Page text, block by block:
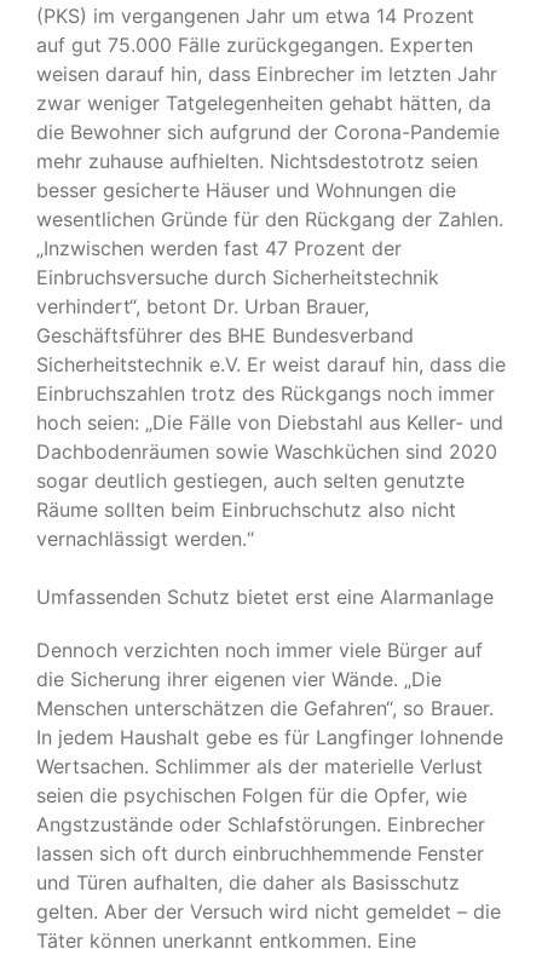
(PKS) im vergangenen Jahr um etwa 14 Prozent
auf gut 75.000 Fälle zurückgegangen. Experten
weisen darauf hin, dass Einbrecher im letzten Jahr
zwar weniger Tatgelegenheiten gehabt hätten, da
die Bewohner sich aufgrund der Corona-Pandemie
mehr zuhause aufhielten. Nichtsdestotrotz seien
besser gesicherte Häuser und Wohnungen die
wesentlichen Gründe für den Rückgang der Zahlen.
„Inzwischen werden fast 47 Prozent der
Einbruchsversuche durch Sicherheitstechnik
verhindert“, betont Dr. Urban Brauer,
Geschäftsführer des BHE Bundesverband
Sicherheitstechnik e.V. Er weist darauf hin, dass die
Einbruchszahlen trotz des Rückgangs noch immer
hoch seien: „Die Fälle von Diebstahl aus Keller- und
Dachbodenräumen sowie Waschküchen sind 2020
sogar deutlich gestiegen, auch selten genutzte
Räume sollten beim Einbruchschutz also nicht
vernachlässigt werden.“
Umfassenden Schutz bietet erst eine Alarmanlage
Dennoch verzichten noch immer viele Bürger auf
die Sicherung ihrer eigenen vier Wände. „Die
Menschen unterschätzen die Gefahren“, so Brauer.
In jedem Haushalt gebe es für Langfinger lohnende
Wertsachen. Schlimmer als der materielle Verlust
seien die psychischen Folgen für die Opfer, wie
Angstzustände oder Schlafstörungen. Einbrecher
lassen sich oft durch einbruchhemmende Fenster
und Türen aufhalten, die daher als Basisschutz
gelten. Aber der Versuch wird nicht gemeldet – die
Täter können unerkannt entkommen. Eine